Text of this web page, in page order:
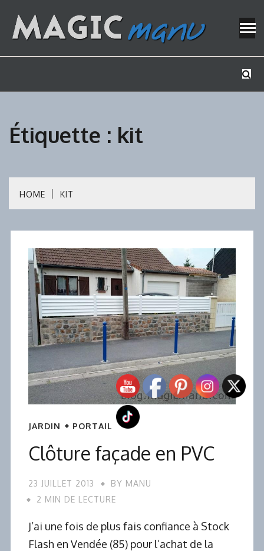
content
Étiquette : kit
HOME KIT
JARDIN PORTAIL
Clôture façade en PVC
23 JUILLET 2013 BY MANU
2 MIN DE LECTURE
J’ai une fois de plus fais confiance à Stock
Flash en Vendée (85) pour l’achat de la